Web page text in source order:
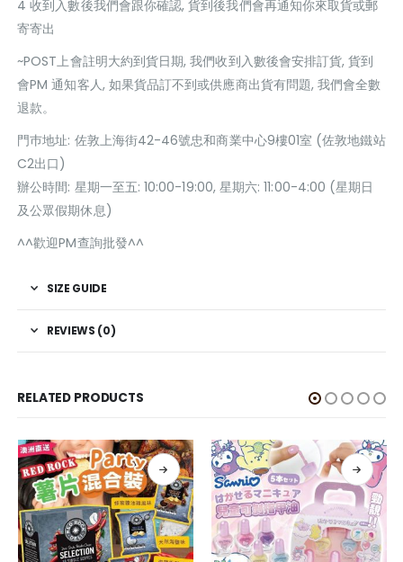
4 收到入數後我們會跟你確認, 貨到後我們會再通知你來取貨或郵
寄寄出
~POST上會註明大約到貨日期, 我們收到入數後會安排訂貨, 貨到
會PM 通知客人, 如果貨品訂不到或供應商出貨有問題, 我們會全數
退款。
門巿地址: 佐敦上海街42-46號忠和商業中心9樓01室 (佐敦地鐵站
C2出口)
辦公時間: 星期一至五: 10:00-19:00, 星期六: 11:00-4:00 (星期日
及公眾假期休息)
^^歡迎PM查詢批發^^
SIZE GUIDE
REVIEWS (0)
RELATED PRODUCTS